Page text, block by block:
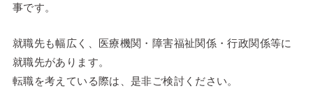
事です。
就職先も幅広く、医療機関・障害福祉関係・行政関係等に
就職先があります。
転職を考えている際は、是非ご検討ください。